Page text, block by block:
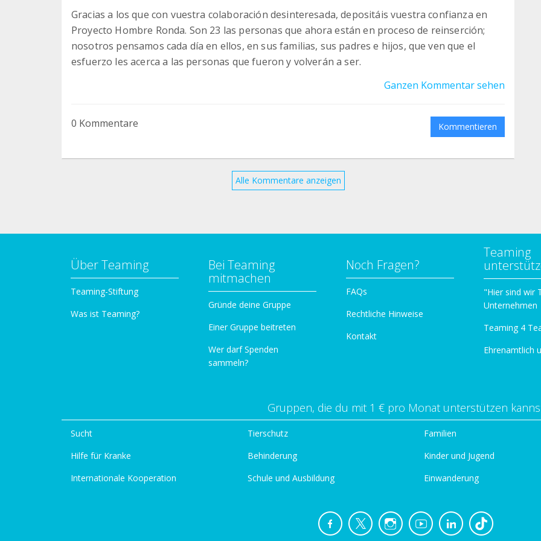
Gracias a los que con vuestra colaboración desinteresada, depositáis vuestra confianza en
Proyecto Hombre Ronda. Son 23 las personas que ahora están en proceso de reinserción;
nosotros pensamos cada día en ellos, en sus familias, sus padres e hijos, que ven que el
esfuerzo les acerca a las personas que fueron y volverán a ser.
Ganzen Kommentar sehen
0 Kommentare Kommentieren
Alle Kommentare anzeigen
Über Teaming
Teaming-Stiftung
Was ist Teaming?
Bei Teaming
mitmachen
Gründe deine Gruppe
Einer Gruppe beitreten
Wer darf Spenden
sammeln?
Noch Fragen?
FAQs
Rechtliche Hinweise
Kontakt
Teaming
"Hier sind wir
Unternehmen
Teaming 4
Ehrenamtlich
Gruppen, die du mit 1 € pro Monat unterstützen
Sucht
Hilfe für Kranke
Internationale Kooperation
Tierschutz
Behinderung
Schule und Ausbildung
Familien
Kinder und Jugend
Einwanderung